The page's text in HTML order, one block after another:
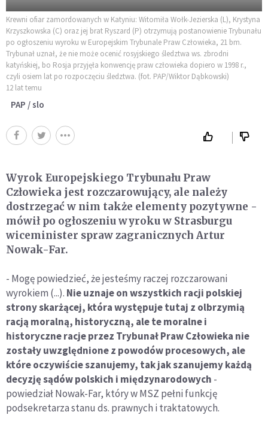
Krewni ofiar zamordowanych w Katyniu: Witomiła Wołk-Jezierska (L), Krystyna
Krzyszkowska (C) oraz jej brat Ryszard (P) otrzymują postanowienie Trybunału
po ogłoszeniu wyroku w Europejskim Trybunale Praw Człowieka, 21 bm.
Trybunał uznał, że nie może ocenić rosyjskiego śledztwa ws. zbrodni
katyńskiej, bo Rosja przyjęła konwencję praw człowieka dopiero w 1998 r.,
czyli osiem lat po rozpoczęciu śledztwa. (fot. PAP/Wiktor Dąbkowski)
12 lat temu
PAP / slo
Wyrok Europejskiego Trybunału Praw
Człowieka jest rozczarowujący, ale należy
dostrzegać w nim także elementy pozytywne -
mówił po ogłoszeniu wyroku w Strasburgu
wiceminister spraw zagranicznych Artur
Nowak-Far.
- Mogę powiedzieć, że jesteśmy raczej rozczarowani
wyrokiem (...). Nie uznaje on wszystkich racji polskiej
strony skarżącej, która występuje tutaj z olbrzymią
racją moralną, historyczną, ale te moralne i
historyczne racje przez Trybunał Praw Człowieka nie
zostały uwzględnione z powodów procesowych, ale
które oczywiście szanujemy, tak jak szanujemy każdą
decyzję sądów polskich i międzynarodowych -
powiedział Nowak-Far, który w MSZ pełni funkcję
podsekretarza stanu ds. prawnych i traktatowych.